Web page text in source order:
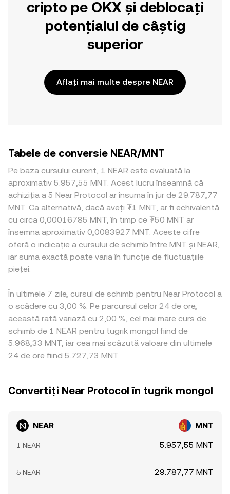
cripto pe OKX și deblocați
potențialul de câștig
superior
Aflați mai multe despre NEAR
Tabele de conversie NEAR/MNT
Pe baza cursului curent, 1 NEAR este evaluată la
aproximativ 5.957,55 MNT. Acest lucru înseamnă că
achiziția a 5 Near Protocol ar însuma în jur de 29.787,77
MNT. Ca alternativă, dacă aveți ₮1 MNT, ar fi echivalentă
cu circa 0,00016785 MNT, în timp ce ₮50 MNT ar
însemna aproximativ 0,0083927 MNT. Aceste cifre
oferă o indicație a cursului de schimb între MNT și NEAR,
iar suma exactă poate varia în funcție de fluctuațiile
pieței.
În ultimele 7 zile, cursul de schimb pentru Near Protocol a
o scădere cu 3,00 %. Pe parcursul celor 24 de ore,
această rată variază cu 2,00 %, cel mai mare curs de
schimb de 1 NEAR pentru tugrik mongol fiind de
5.968,33 MNT, iar cea mai scăzută valoare din ultimele
24 de ore fiind 5.727,73 MNT.
Convertiți Near Protocol în tugrik mongol
NEAR MNT
1 NEAR 5.957,55 MNT
5 NEAR 29.787,77 MNT